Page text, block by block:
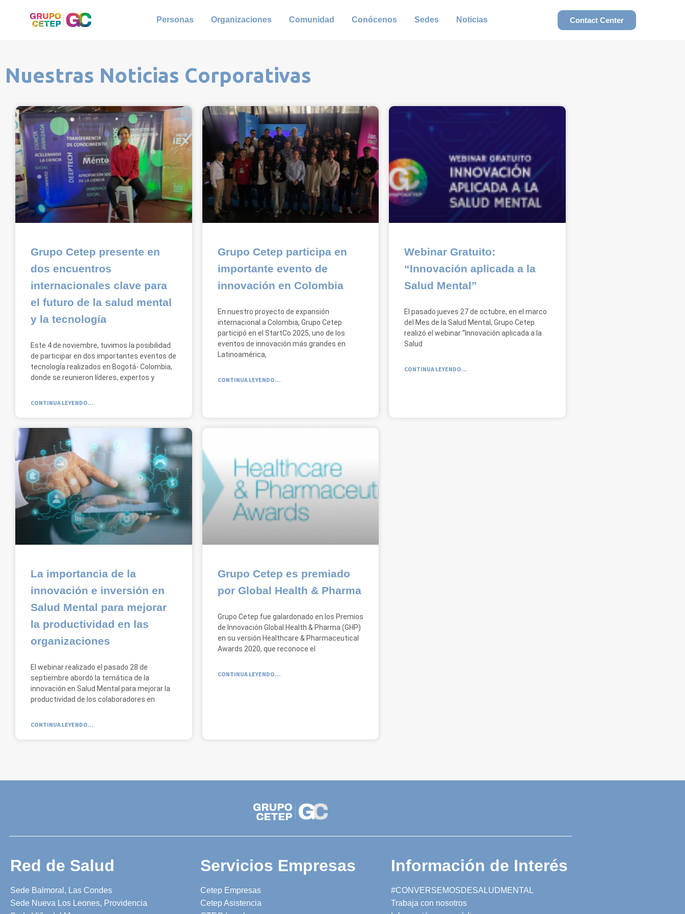
Personas Organizaciones Comunidad Conócenos Sedes Noticias Contact Center
Nuestras Noticias Corporativas
Grupo Cetep presente en
dos encuentros
internacionales clave para
el futuro de la salud mental
y la tecnología
Este 4 de noviembre, tuvimos la posibilidad
de participar en dos importantes eventos de
tecnología realizados en Bogotá- Colombia,
donde se reunieron líderes, expertos y
CONTINUA LEYENDO...
Grupo Cetep participa en
importante evento de
innovación en Colombia
En nuestro proyecto de expansión
internacional a Colombia, Grupo Cetep
participó en el StartCo 2025, uno de los
eventos de innovación más grandes en
Latinoamérica,
CONTINUA LEYENDO...
Webinar Gratuito:
“Innovación aplicada a la
Salud Mental”
El pasado jueves 27 de octubre, en el marco
del Mes de la Salud Mental, Grupo Cetep
realizó el webinar “Innovación aplicada a la
Salud
CONTINUA LEYENDO...
La importancia de la
innovación e inversión en
Salud Mental para mejorar
la productividad en las
organizaciones
El webinar realizado el pasado 28 de
septiembre abordó la temática de la
innovación en Salud Mental para mejorar la
productividad de los colaboradores en
CONTINUA LEYENDO...
Grupo Cetep es premiado
por Global Health & Pharma
Grupo Cetep fue galardonado en los Premios
de Innovación Global Health & Pharma (GHP)
en su versión Healthcare & Pharmaceutical
Awards 2020, que reconoce el
CONTINUA LEYENDO...
Red de Salud
Sede Balmoral, Las Condes
Sede Nueva Los Leones, Providencia
Servicios Empresas
Cetep Empresas
Cetep Asistencia
Información de Interés
#CONVERSEMOSDESALUDMENTAL
Trabaja con nosotros